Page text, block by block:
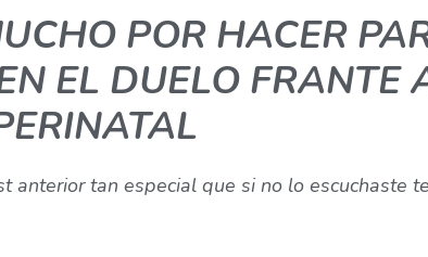
POR HACER
EL DUELO FRANTE
anterior tan especial que si no lo escuchaste